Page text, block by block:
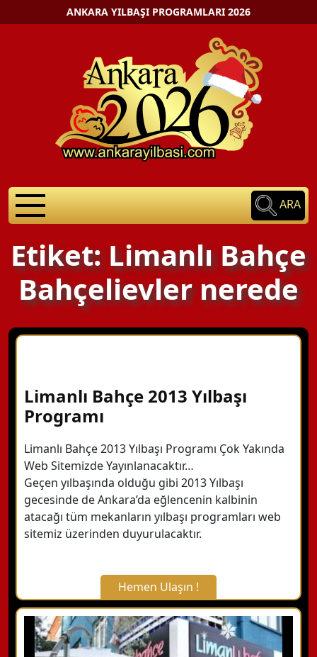
ANKARA YILBAŞI PROGRAMLARI 2026
ARA
Etiket: Limanlı Bahçe
Bahçelievler nerede
Limanlı Bahçe 2013 Yılbaşı
Programı
Limanlı Bahçe 2013 Yılbaşı Programı Çok Yakında
Web Sitemizde Yayınlanacaktır…
Geçen yılbaşında olduğu gibi 2013 Yılbaşı
gecesinde de Ankara’da eğlencenin kalbinin
atacağı tüm mekanların yılbaşı programları web
sitemiz üzerinden duyurulacaktır.
Hemen Ulaşın !
X Kapat
WhatsApp ile Bilgi Alın